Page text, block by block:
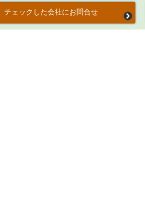
チェックした会社にお問合せ